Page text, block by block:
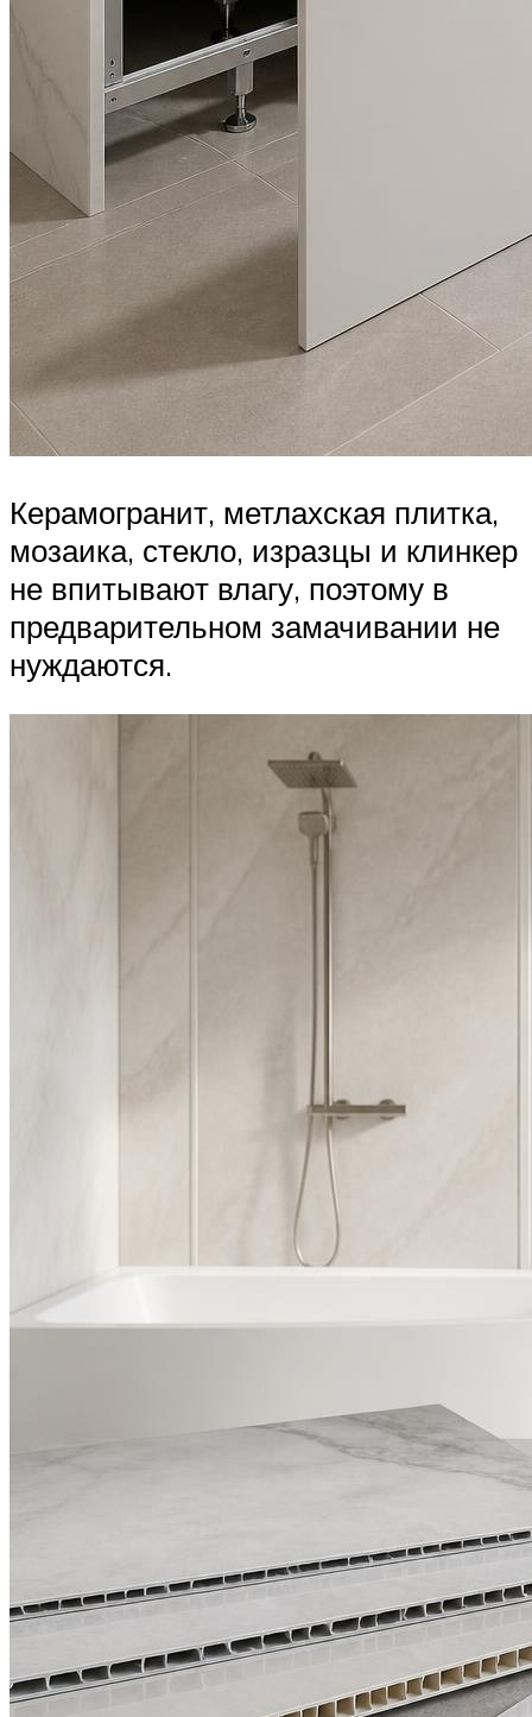
Керамогранит, метлахская плитка,
мозаика, стекло, изразцы и клинкер
не впитывают влагу, поэтому в
предварительном замачивании не
нуждаются.